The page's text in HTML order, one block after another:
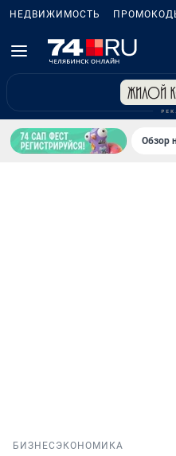
НЕДВИЖИМОСТЬ
Обзор
БИЗНЕС ЭКОНОМИКА